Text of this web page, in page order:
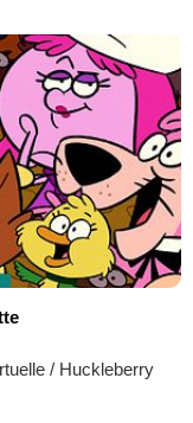
/ Huckleberry